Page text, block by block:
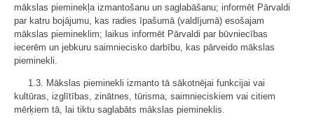
mākslas pieminekļa izmantošanu un saglabāšanu; informēt Pārvaldi
par katru bojājumu, kas radies īpašumā (valdījumā) esošajam
mākslas piemineklim; laikus informēt Pārvaldi par būvniecības
iecerēm un jebkuru saimniecisko darbību, kas pārveido mākslas
pieminekli.
1.3. Mākslas pieminekli izmanto tā sākotnējai funkcijai vai
kultūras, izglītības, zinātnes, tūrisma, saimnieciskiem vai citiem
mērķiem tā, lai tiktu saglabāts mākslas piemineklis.